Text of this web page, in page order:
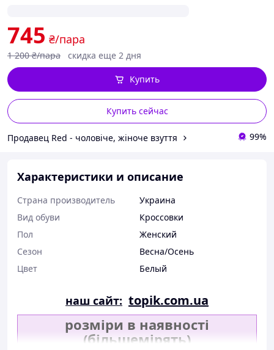
745 ₴/пара
1 200 ₴/пара скидка еще 2 дня
Купить сейчас
Купить
Продавец Red - чоловіче, жіноче взуття 99%
Характеристики и описание
Страна производитель
Украина
Вид обуви
Кроссовки
Пол
Женский
Сезон
Весна/Осень
Цвет
Белый
наш сайт: topik.com.ua
розміри в наявності
(більшемірять)